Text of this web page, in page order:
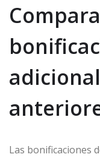
Las bonificaciones